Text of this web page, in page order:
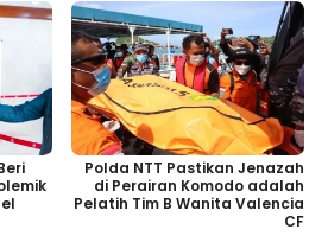
Polda NTT Pastikan Jenazah
di Perairan Komodo adalah
Pelatih Tim B Wanita Valencia
CF